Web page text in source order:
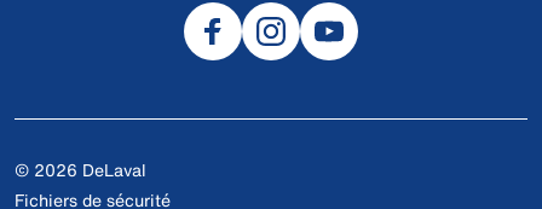
© 2026 DeLaval
Fichiers de sécurité